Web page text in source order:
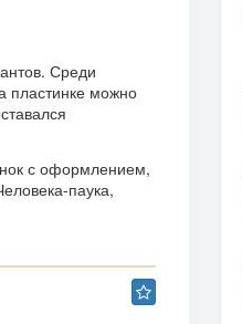
Среди
пластинке можно
с оформлением,
паука,